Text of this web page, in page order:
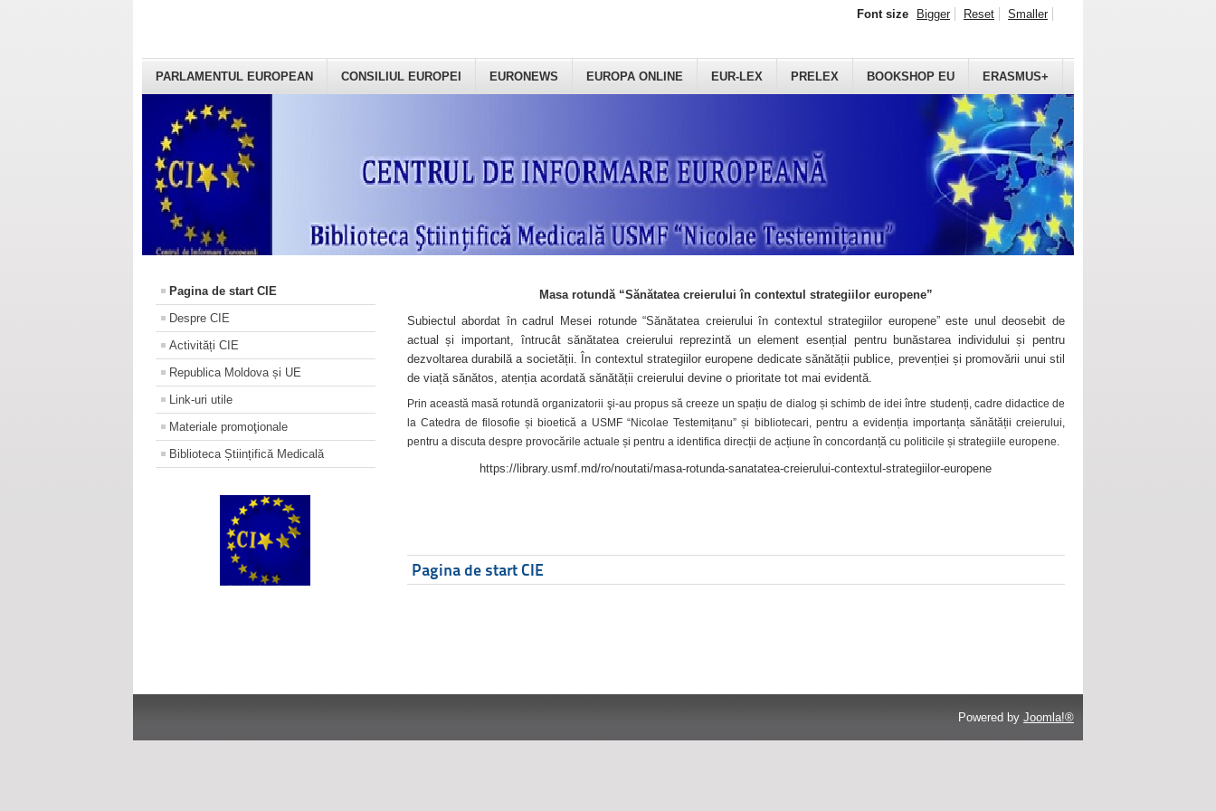
PARLAMENTUL EUROPEAN CONSILIUL EUROPEI EURONEWS EUROPA ONLINE EUR-LEX PRELEX BOOKSHOP EU ERASMUS+
Font size Bigger Reset Smaller
Pagina de start CIE
Despre CIE
Activități CIE
Republica Moldova și UE
Link-uri utile
Materiale promoţionale
Biblioteca Științifică Medicală
Masa rotundă “Sănătatea creierului în contextul strategiilor europene”
Subiectul abordat în cadrul Mesei rotunde “Sănătatea creierului în contextul strategiilor europene” este unul deosebit de
actual și important, întrucât sănătatea creierului reprezintă un element esențial pentru bunăstarea individului și pentru
dezvoltarea durabilă a societății. În contextul strategiilor europene dedicate sănătății publice, prevenției și promovării unui stil
de viață sănătos, atenția acordată sănătății creierului devine o prioritate tot mai evidentă.
Prin această masă rotundă organizatorii şi-au propus să creeze un spațiu de dialog și schimb de idei între studenți, cadre didactice de
la Catedra de filosofie și bioetică a USMF “Nicolae Testemițanu” și bibliotecari, pentru a evidenția importanța sănătății creierului,
pentru a discuta despre provocările actuale și pentru a identifica direcții de acțiune în concordanță cu politicile și strategiile europene.
https://library.usmf.md/ro/noutati/masa-rotunda-sanatatea-creierului-contextul-strategiilor-europene
Pagina de start CIE
Powered by Joomla!®